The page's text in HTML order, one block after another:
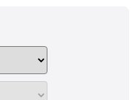
possédais
de vue fiabilité, plein
au cours des 3 ans au
possédé, se soldant
(problème connu sur